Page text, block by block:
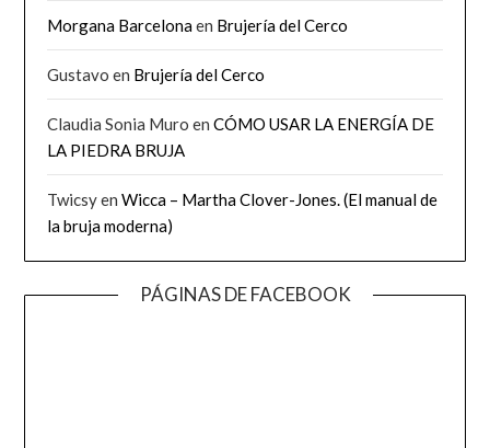
Morgana Barcelonaen Brujería del Cerco
Gustavo en Brujería del Cerco
Claudia Sonia Muro enCÓMO USAR LA ENERGÍA DE
LA PIEDRA BRUJA
TwicsyenWicca – Martha Clover-Jones. (El manual de
la bruja moderna)
PÁGINAS DE FACEBOOK